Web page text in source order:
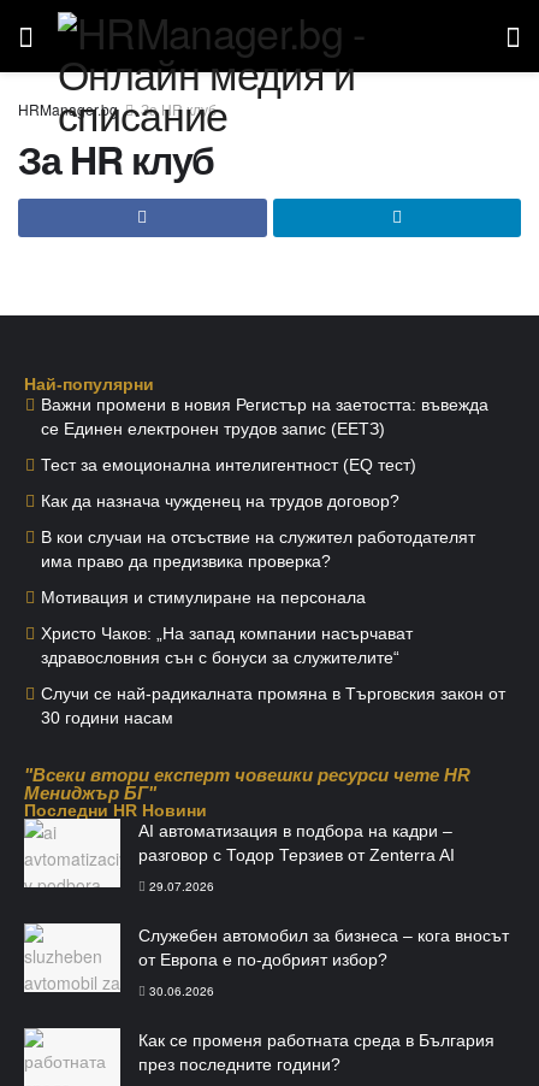
За HR клуб
За HR клуб
Най-популярни
Важни промени в новия Регистър на заетостта: въвежда
се Единен електронен трудов запис (ЕЕТЗ)
Тест за емоционална интелигентност (EQ тест)
Как да назнача чужденец на трудов договор?
В кои случаи на отсъствие на служител работодателят
има право да предизвика проверка?
Мотивация и стимулиране на персонала
Христо Чаков: „На запад компании насърчават
здравословния сън с бонуси за служителите“
Случи се най-радикалната промяна в Търговския закон от
30 години насам
"Всеки втори експерт човешки ресурси чете HR
Мениджър БГ"
Последни HR Новини
AI автоматизация в подбора на кадри –
разговор с Тодор Терзиев от Zenterra AI
29.07.2026
Служебен автомобил за бизнеса – кога вносът
от Европа е по-добрият избор?
30.06.2026
Как се променя работната среда в България
през последните години?